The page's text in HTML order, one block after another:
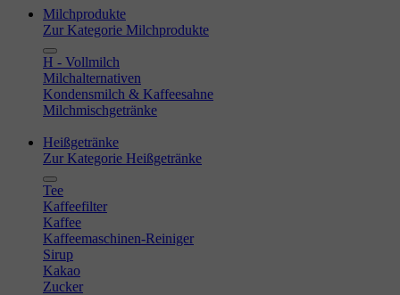
Milchprodukte
Zur Kategorie Milchprodukte
H - Vollmilch
Milchalternativen
Kondensmilch & Kaffeesahne
Milchmischgetränke
Heißgetränke
Zur Kategorie Heißgetränke
Tee
Kaffeefilter
Kaffee
Kaffeemaschinen-Reiniger
Sirup
Kakao
Zucker